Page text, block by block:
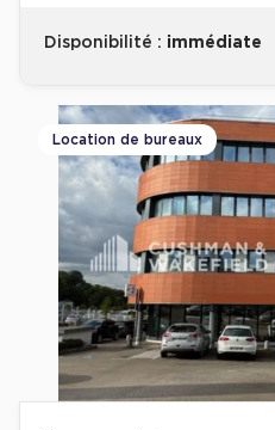
Disponibilité : immédiate
Location de bureaux